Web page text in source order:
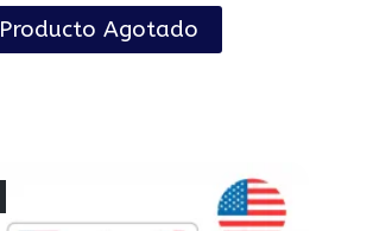
Producto Agotado